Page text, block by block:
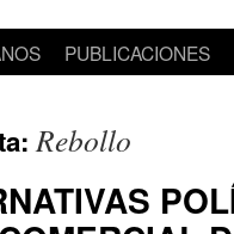
PUBLICACIONES
Rebollo